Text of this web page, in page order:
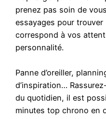
prenez pas soin de
essayages pour
correspond à vos
personnalité.
Panne d’oreiller,
d’inspiration…
du quotidien, il est
minutes top chrono en